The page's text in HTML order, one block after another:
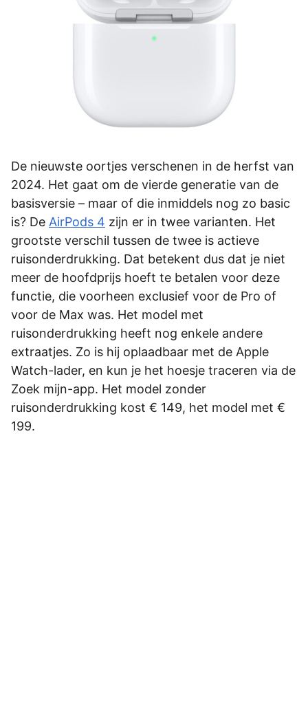
De nieuwste oortjes verschenen in de herfst van
2024. Het gaat om de vierde generatie van de
basisversie – maar of die inmiddels nog zo basic
is? De AirPods 4 zijn er in twee varianten. Het
grootste verschil tussen de twee is actieve
ruisonderdrukking. Dat betekent dus dat je niet
meer de hoofdprijs hoeft te betalen voor deze
functie, die voorheen exclusief voor de Pro of
voor de Max was. Het model met
ruisonderdrukking heeft nog enkele andere
extraatjes. Zo is hij oplaadbaar met de Apple
Watch-lader, en kun je het hoesje traceren via de
Zoek mijn-app. Het model zonder
ruisonderdrukking kost € 149, het model met €
199.